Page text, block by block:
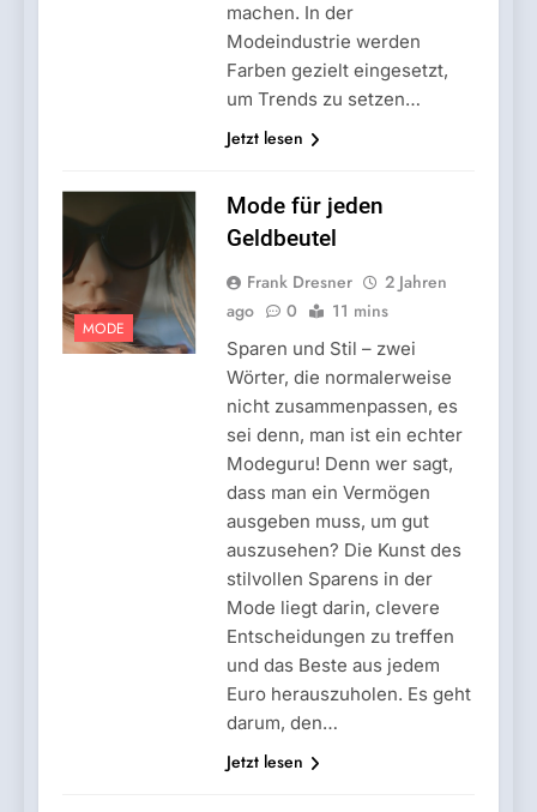
machen. In der
Modeindustrie werden
Farben gezielt eingesetzt,
um Trends zu setzen…
Jetzt lesen
MODE
Mode für jeden
Geldbeutel
Frank Dresner
2 Jahren
ago
0 11 mins
Sparen und Stil – zwei
Wörter, die normalerweise
nicht zusammenpassen, es
sei denn, man ist ein echter
Modeguru! Denn wer sagt,
dass man ein Vermögen
ausgeben muss, um gut
auszusehen? Die Kunst des
stilvollen Sparens in der
Mode liegt darin, clevere
Entscheidungen zu treffen
und das Beste aus jedem
Euro herauszuholen. Es geht
darum, den…
Jetzt lesen